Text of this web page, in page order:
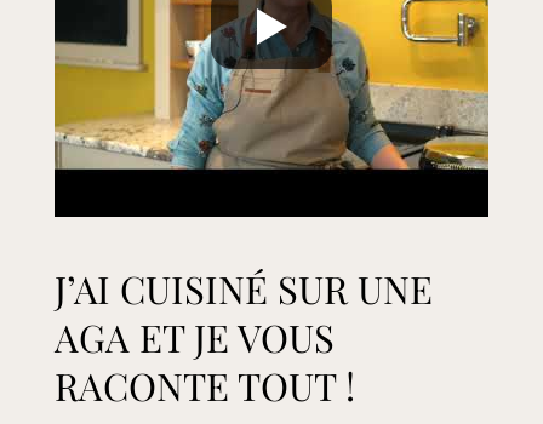
J’AI CUISINÉ SUR UNE
AGA ET JE VOUS
RACONTE TOUT !